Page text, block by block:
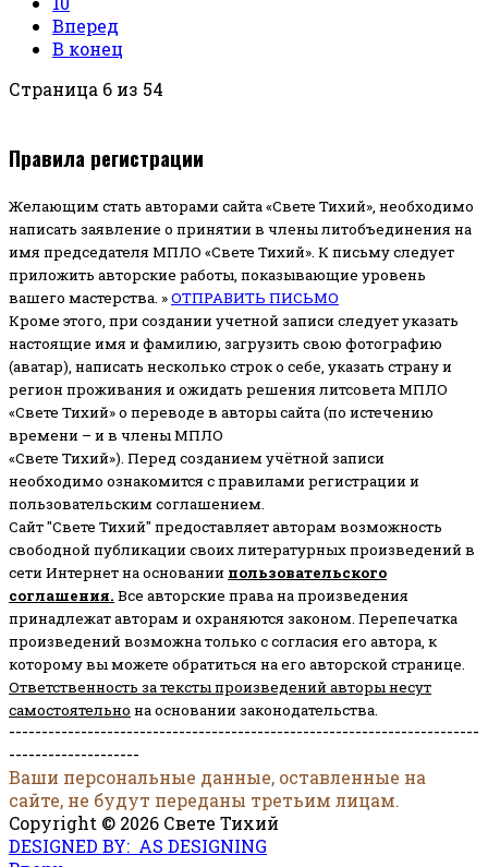
Вперед
В конец
Страница 6 из 54
Правила регистрации
Желающим стать авторами сайта «Свете Тихий», необходимо
написать заявление о принятии в члены литобъединения на
имя председателя МПЛО «Свете Тихий». К письму следует
приложить авторские работы, показывающие уровень
вашего мастерства. »ОТПРАВИТЬ ПИСЬМО
Кроме этого, при создании учетной записи следует указать
настоящие имя и фамилию, загрузить свою фотографию
(аватар), написать несколько строк о себе, указать страну и
регион проживания и ожидать решения литсовета МПЛО
«Свете Тихий» о переводе в авторы сайта (по истечению
времени – и в члены МПЛО
«Свете Тихий»). Перед созданием учётной записи
необходимо ознакомится с правилами регистрации и
пользовательским соглашением.
Сайт "Свете Тихий" предоставляет авторам возможность
свободной публикации своих литературных произведений в
сети Интернет на основании пользовательского
соглашения. Все авторские права на произведения
принадлежат авторам и охраняются законом. Перепечатка
произведений возможна только с согласия его автора, к
которому вы можете обратиться на его авторской странице.
Ответственность за тексты произведений авторы несут
самостоятельно на основании законодательства.
------------------------------------------------------------------------
--------------------
Ваши персональные данные, оставленные на
сайте, не будут переданы третьим лицам.
Copyright © 2026 Свете Тихий
DESIGNED BY: AS DESIGNING